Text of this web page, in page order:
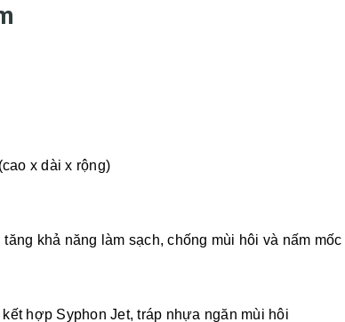
x dài x rộng)
khả năng làm sạch, chống mùi hôi và nấm mốc
hợp Syphon Jet, tráp nhựa ngăn mùi hôi